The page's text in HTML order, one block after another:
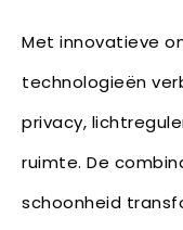
Met innovatieve
technologieën
privacy,
ruimte. De
schoonheid